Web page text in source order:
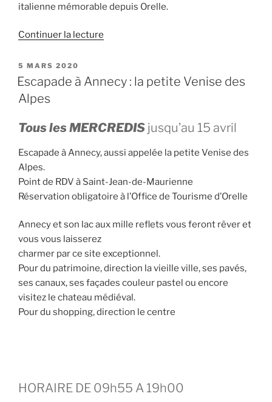
italienne mémorable depuis Orelle.
Continuer la lecture
depuis
Turin,
et
Lac
de
en
PUBLIÉ
LE
5 MARS 2020
Escapade à Annecy : la petite Venise des
Alpes
Tous les MERCREDIS jusqu’au 15 avril
Escapade à Annecy, aussi appelée la petite Venise des
Alpes.
Point de RDV à Saint-Jean-de-Maurienne
Réservation obligatoire à l’Office de Tourisme d’Orelle
Annecy et son lac aux mille reflets vous feront rêver et
vous vous laisserez
charmer par ce site exceptionnel.
Pour du patrimoine, direction la vieille ville, ses pavés,
ses canaux, ses façades couleur pastel ou encore
visitez le chateau médiéval.
Pour du shopping, direction le centre
HORAIRE DE 09h55 A 19h00